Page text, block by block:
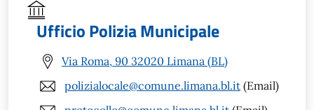
Ufficio Polizia Municipale
Via Roma, 90 32020 Limana (BL)
polizialocale@comune.limana.bl.it (Email)